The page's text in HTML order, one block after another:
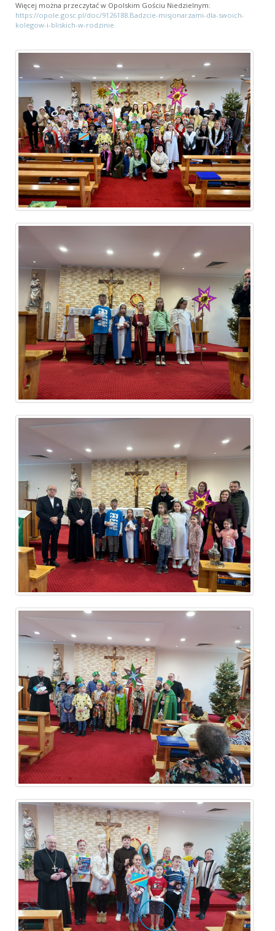
Więcej można przeczytać w Opolskim Gościu Niedzielnym:
https://opole.gosc.pl/doc/9126188.Badzcie-misjonarzami-dla-swoich-
kolegow-i-bliskich-w-rodzinie